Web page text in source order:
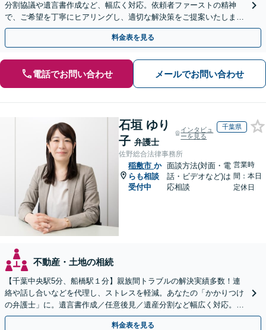
分割協議や遺言書作成など、幅広く対応。依頼者ファーストの精神
で、ご希望を丁寧にヒアリングし、適切な解決策をご提案いたしま
す。まずは無料相談でお悩みをお聞かせください。
料金表を見る
電話でお問い合わせ メールでお問い合わせ
石垣 ゆり
子 弁護士
インタビュ
ーを見る
千葉県
佐野総合法律事務所
稲敷市 か
らも相談
受付中
面談方法(対面・電
話・ビデオなど)は
応相談
営業時
間：本日
定休日
不動産・土地の相続
【千葉中央駅5分、船橋駅１分】親族間トラブルの解決実績多数！連
絡や話し合いなどを代理し、ストレスを軽減。あなたの「かかりつけ
の弁護士」に。遺言書作成／任意後見／遺産分割など幅広く対応。お
気軽にご相談ください！【初回来所相談30分無料】
料金表を見る